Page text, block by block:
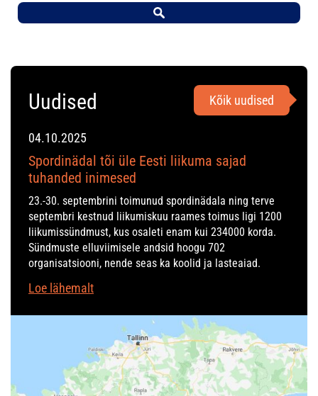
Uudised Kõik uudised
04.10.2025
Spordinädal tõi üle Eesti liikuma sajad
tuhanded inimesed
23.-30. septembrini toimunud spordinädala ning terve
septembri kestnud liikumiskuu raames toimus ligi 1200
liikumissündmust, kus osaleti enam kui 234000 korda.
Sündmuste elluviimisele andsid hoogu 702
organisatsiooni, nende seas ka koolid ja lasteaiad.
Loe lähemalt